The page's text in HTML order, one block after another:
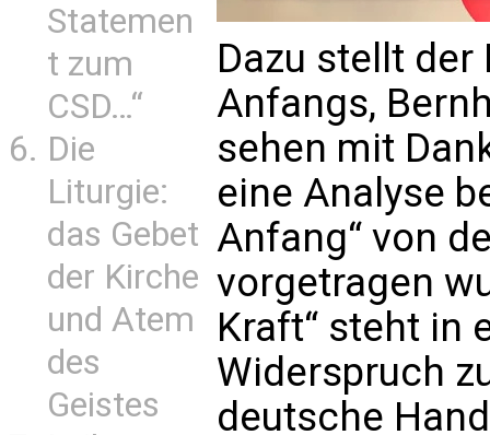
Statemen
t zum
CSD…“
Die
Liturgie:
das Gebet
der Kirche
und Atem
des
Geistes
Dazu stellt
Anfangs,
sehen mit
eine Analyse
Anfang“ von
vorgetragen
Kraft“ steht in
Widerspruch
deutsche